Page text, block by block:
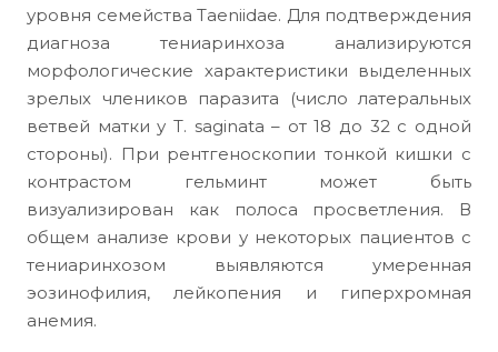
уровня семейства Taeniidae. Для подтверждения
диагноза тениаринхоза анализируются
морфологические характеристики выделенных
зрелых члеников паразита (число латеральных
ветвей матки у T. saginata – от 18 до 32 с одной
стороны). При рентгеноскопии тонкой кишки с
контрастом гельминт может быть
визуализирован как полоса просветления. В
общем анализе крови у некоторых пациентов с
тениаринхозом выявляются умеренная
эозинофилия, лейкопения и гиперхромная
анемия.